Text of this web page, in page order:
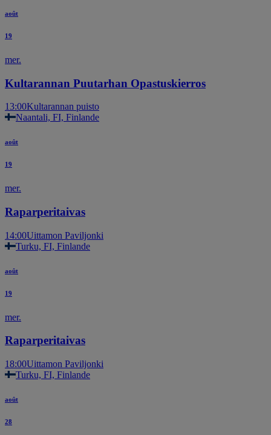
août
19
mer.
Kultarannan Puutarhan Opastuskierros
13:00Kultarannan puisto
Naantali, FI, Finlande
août
19
mer.
Raparperitaivas
14:00Uittamon Paviljonki
Turku, FI, Finlande
août
19
mer.
Raparperitaivas
18:00Uittamon Paviljonki
Turku, FI, Finlande
août
28